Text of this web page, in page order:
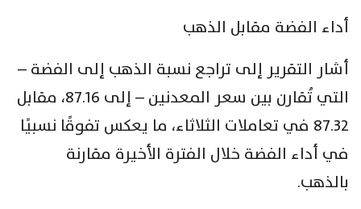
أداء الفضة مقابل الذهب
أشار التقرير إلى تراجع نسبة الذهب إلى الفضة –
التي تُقارن بين سعر المعدنين – إلى 87.16، مقابل
87.32 في تعاملات الثلاثاء، ما يعكس تفوقًا نسبيًا
في أداء الفضة خلال الفترة الأخيرة مقارنة
بالذهب.